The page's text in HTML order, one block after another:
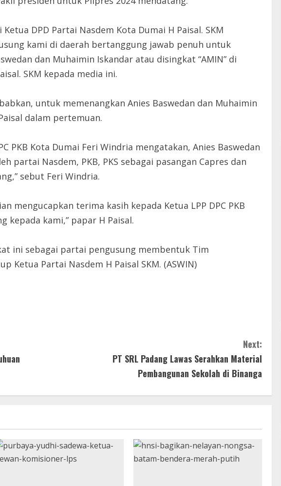
DPD Partai Nasdem Kota Dumai H Paisal. SKM
kami di daerah bertanggung jawab penuh untuk
dan Muhaimin Iskandar atau disingkat “AMIN” di
SKM kepada media ini.
untuk memenangkan Anies Baswedan dan Muhaimin
dalam pertemuan.
PKB Kota Dumai Feri Windria mengatakan, Anies Baswedan
partai Nasdem, PKB, PKS sebagai pasangan Capres dan
sebut Feri Windria.
mengucapkan terima kasih kepada Ketua LPP DPC PKB
kepada kami,” papar H Paisal.
ini sebagai partai pengusung membentuk Tim
Ketua Partai Nasdem H Paisal SKM. (ASWIN)
Next:
PT SRL Padang Lawas Serahkan Material
Pembangunan Sekolah di Binanga